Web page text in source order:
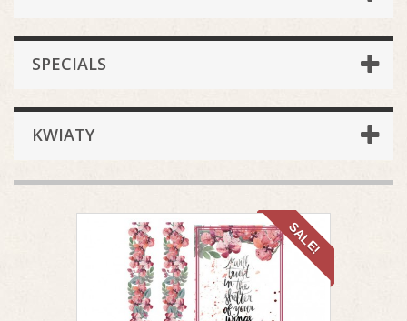
SPECIALS
KWIATY
SALE!